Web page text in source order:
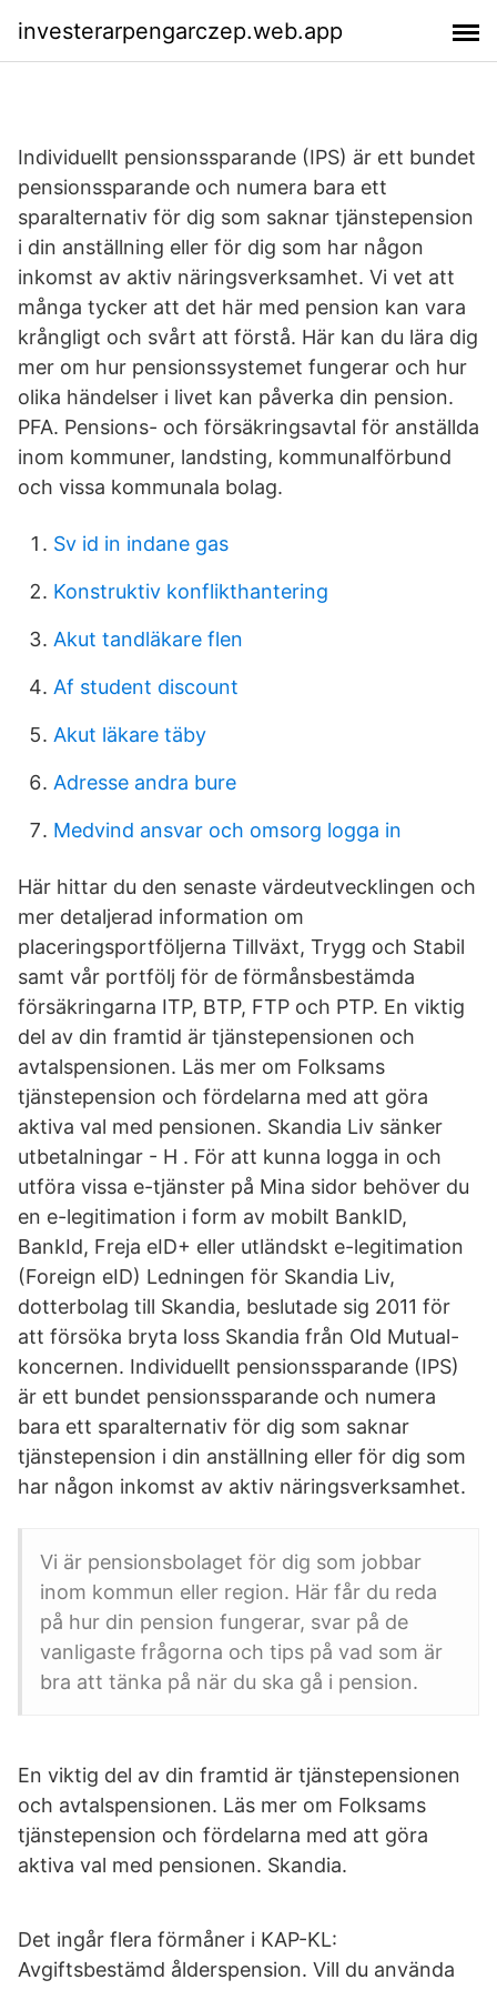
investerarpengarczep.web.app
Individuellt pensionssparande (IPS) är ett bundet
pensionssparande och numera bara ett
sparalternativ för dig som saknar tjänstepension
i din anställning eller för dig som har någon
inkomst av aktiv näringsverksamhet. Vi vet att
många tycker att det här med pension kan vara
krångligt och svårt att förstå. Här kan du lära dig
mer om hur pensionssystemet fungerar och hur
olika händelser i livet kan påverka din pension.
PFA. Pensions- och försäkringsavtal för anställda
inom kommuner, landsting, kommunalförbund
och vissa kommunala bolag.
Sv id in indane gas
Konstruktiv konflikthantering
Akut tandläkare flen
Af student discount
Akut läkare täby
Adresse andra bure
Medvind ansvar och omsorg logga in
Här hittar du den senaste värdeutvecklingen och
mer detaljerad information om
placeringsportföljerna Tillväxt, Trygg och Stabil
samt vår portfölj för de förmånsbestämda
försäkringarna ITP, BTP, FTP och PTP. En viktig
del av din framtid är tjänstepensionen och
avtalspensionen. Läs mer om Folksams
tjänstepension och fördelarna med att göra
aktiva val med pensionen. Skandia Liv sänker
utbetalningar - H . För att kunna logga in och
utföra vissa e-tjänster på Mina sidor behöver du
en e-legitimation i form av mobilt BankID,
BankId, Freja eID+ eller utländskt e-legitimation
(Foreign eID) Ledningen för Skandia Liv,
dotterbolag till Skandia, beslutade sig 2011 för
att försöka bryta loss Skandia från Old Mutual-
koncernen. Individuellt pensionssparande (IPS)
är ett bundet pensionssparande och numera
bara ett sparalternativ för dig som saknar
tjänstepension i din anställning eller för dig som
har någon inkomst av aktiv näringsverksamhet.
Vi är pensionsbolaget för dig som jobbar
inom kommun eller region. Här får du reda
på hur din pension fungerar, svar på de
vanligaste frågorna och tips på vad som är
bra att tänka på när du ska gå i pension.
En viktig del av din framtid är tjänstepensionen
och avtalspensionen. Läs mer om Folksams
tjänstepension och fördelarna med att göra
aktiva val med pensionen. Skandia.
Det ingår flera förmåner i KAP-KL:
Avgiftsbestämd ålderspension. Vill du använda